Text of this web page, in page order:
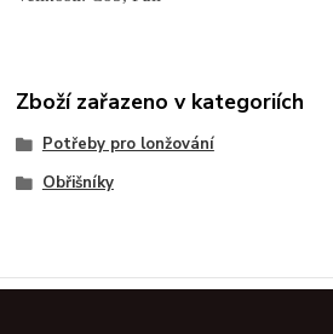
Zboží zařazeno v kategoriích
Potřeby pro lonžování
Obřišníky